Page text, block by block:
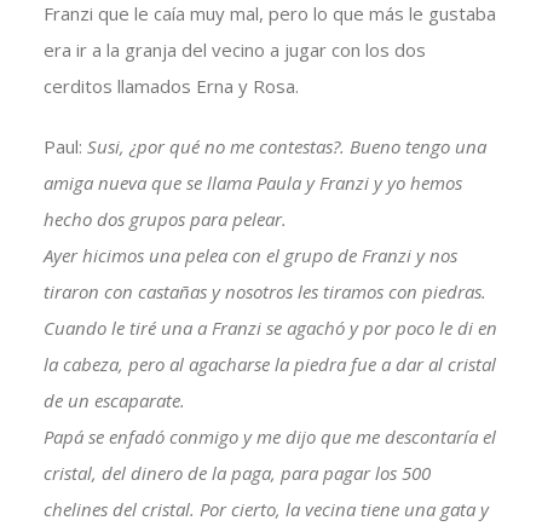
Franzi que le caía muy mal, pero lo que más le gustaba
era ir a la granja del vecino a jugar con los dos
cerditos llamados Erna y Rosa.
Paul: Susi, ¿por qué no me contestas?. Bueno tengo una
amiga nueva que se llama Paula y Franzi y yo hemos
hecho dos grupos para pelear.
Ayer hicimos una pelea con el grupo de Franzi y nos
tiraron con castañas y nosotros les tiramos con piedras.
Cuando le tiré una a Franzi se agachó y por poco le di en
la cabeza, pero al agacharse la piedra fue a dar al cristal
de un escaparate.
Papá se enfadó conmigo y me dijo que me descontaría el
cristal, del dinero de la paga, para pagar los 500
chelines del cristal. Por cierto, la vecina tiene una gata y